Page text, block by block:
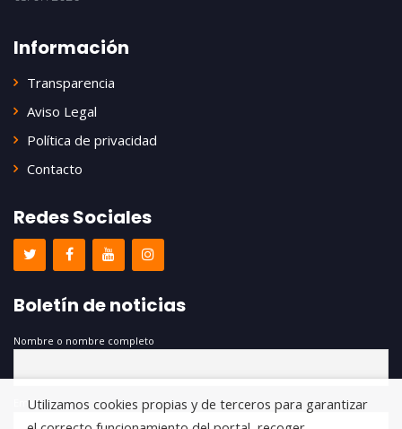
Información
Transparencia
Aviso Legal
Política de privacidad
Contacto
Redes Sociales
Boletín de noticias
Nombre o nombre completo
Email
Utilizamos cookies propias y de terceros para garantizar